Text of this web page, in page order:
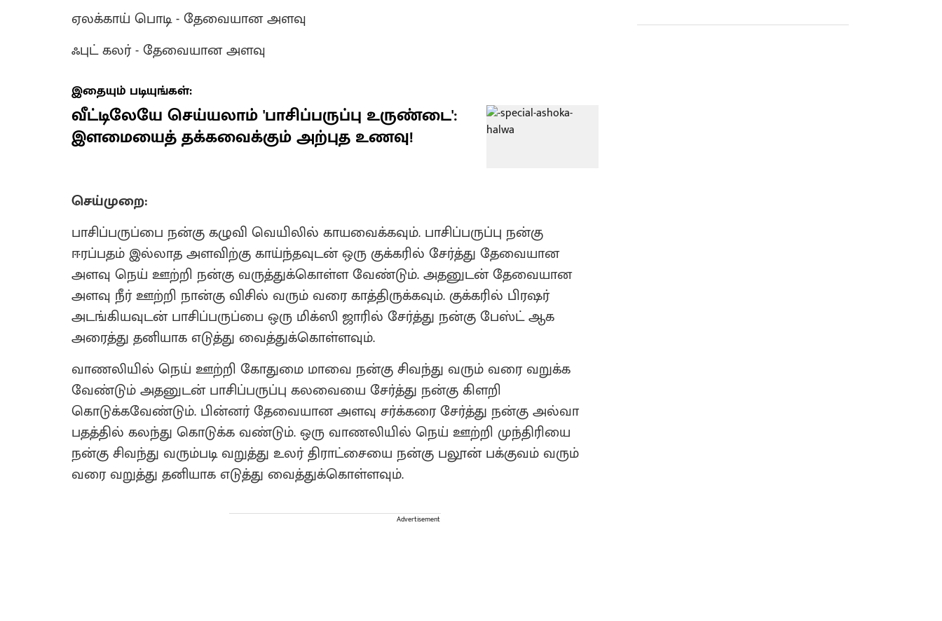
ஏலக்காய் பொடி - தேவையான அளவு
ஃபுட் கலர் - தேவையான அளவு
இதையும் படியுங்கள்:
வீட்டிலேயே செய்யலாம் 'பாசிப்பருப்பு உருண்டை':
இளமையைத் தக்கவைக்கும் அற்புத உணவு!
செய்முறை:
பாசிப்பருப்பை நன்கு கழுவி வெயிலில் காயவைக்கவும். பாசிப்பருப்பு நன்கு
ஈரப்பதம் இல்லாத அளவிற்கு காய்ந்தவுடன் ஒரு குக்கரில் சேர்த்து தேவையான
அளவு நெய் ஊற்றி நன்கு வருத்துக்கொள்ள வேண்டும். அதனுடன் தேவையான
அளவு நீர் ஊற்றி நான்கு விசில் வரும் வரை காத்திருக்கவும். குக்கரில் பிரஷர்
அடங்கியவுடன் பாசிப்பருப்பை ஒரு மிக்ஸி ஜாரில் சேர்த்து நன்கு பேஸ்ட் ஆக
அரைத்து தனியாக எடுத்து வைத்துக்கொள்ளவும்.
வாணலியில் நெய் ஊற்றி கோதுமை மாவை நன்கு சிவந்து வரும் வரை வறுக்க
வேண்டும் அதனுடன் பாசிப்பருப்பு கலவையை சேர்த்து நன்கு கிளறி
கொடுக்கவேண்டும். பின்னர் தேவையான அளவு சர்க்கரை சேர்த்து நன்கு அல்வா
பதத்தில் கலந்து கொடுக்க வண்டும். ஒரு வாணலியில் நெய் ஊற்றி முந்திரியை
நன்கு சிவந்து வரும்படி வறுத்து உலர் திராட்சையை நன்கு பலூன் பக்குவம் வரும்
வரை வறுத்து தனியாக எடுத்து வைத்துக்கொள்ளவும்.
Advertisement